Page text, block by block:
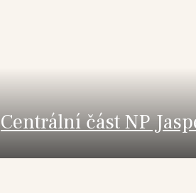
Centrální část NP